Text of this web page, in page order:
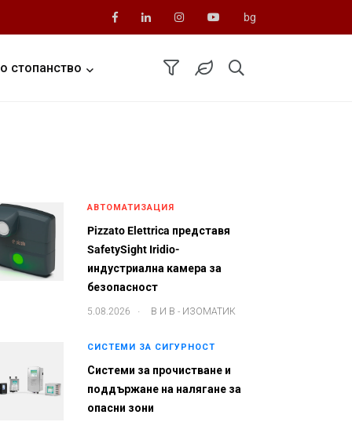
bg
стопанство
АВТОМАТИЗАЦИЯ
Pizzato Elettrica представя
SafetySight Iridio-
индустриална камера за
безопасност
5.08.2026 . В И В - ИЗОМАТИК
СИСТЕМИ ЗА СИГУРНОСТ
Системи за прочистване и
поддържане на налягане за
опасни зони